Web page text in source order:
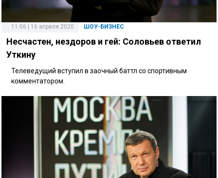
11:06 | 16 апреля 2020 ШОУ-БИЗНЕС
Несчастен, нездоров и гей: Соловьев ответил
Уткину
Телеведущий вступил в заочный баттл со спортивным
комментатором.